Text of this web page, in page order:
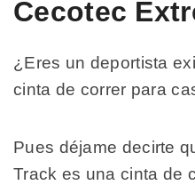
Cecotec
¿Eres un deportista
cinta de correr para
Pues déjame decirte
Track es una cinta de